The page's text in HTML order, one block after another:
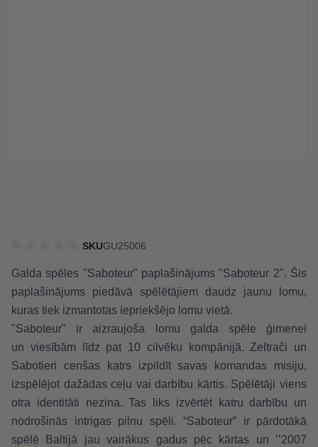
SKUGU25006
Galda spēles "Saboteur" paplašinājums "Saboteur 2". Šis
paplašinājums piedāvā spēlētājiem daudz jaunu lomu,
kuras tiek izmantotas iepriekšējo lomu vietā.
"Saboteur" ir aizraujoša lomu galda spēle ģimenei
un viesībām līdz pat 10 cilvēku kompānijā. Zeltrači un
Sabotieri cenšas katrs izpildīt savas komandas misiju,
izspēlējot dažādas ceļu vai darbību kārtis. Spēlētāji viens
otra identitāti nezina. Tas liks izvērtēt katru darbību un
nodrošinās intrigas pilnu spēli. “Saboteur” ir pārdotākā
spēlē Baltijā jau vairākus gadus pēc kārtas un ’’2007